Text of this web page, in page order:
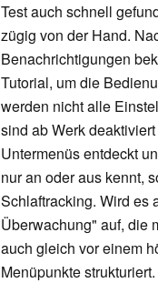
Test auch schnell
zügig von der Hand.
Benachrichtigungen
Tutorial, um die
werden nicht alle
sind ab Werk
Untermenüs entdeckt
nur an oder aus kennt,
Schlaftracking. Wird es
Überwachung" auf, die
auch gleich vor einem
Menüpunkte strukturiert.